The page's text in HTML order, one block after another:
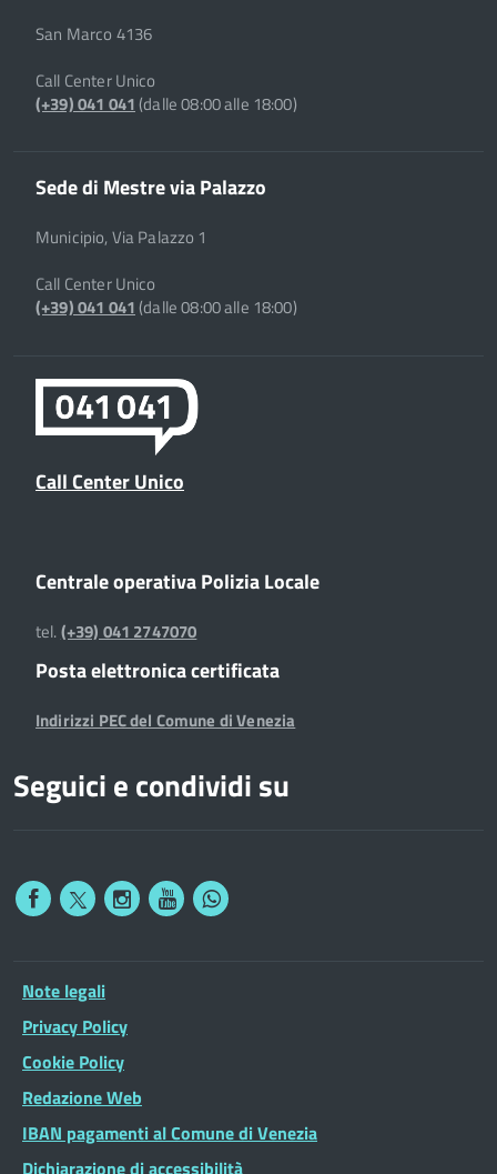
San Marco 4136
Call Center Unico
(+39) 041 041(dalle 08:00 alle 18:00)
Sede di Mestre via Palazzo
Municipio, Via Palazzo 1
Call Center Unico
(+39) 041 041(dalle 08:00 alle 18:00)
Call Center Unico
Centrale operativa Polizia Locale
tel.(+39) 041 2747070
Posta elettronica certificata
Indirizzi PEC del Comune di Venezia
Seguici e condividi su
Note legali
Privacy Policy
Cookie Policy
Redazione Web
IBAN pagamenti al Comune di Venezia